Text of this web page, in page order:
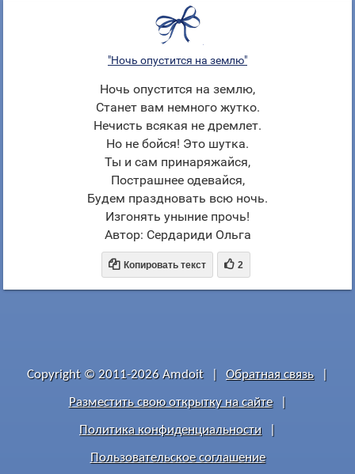
"Ночь опустится на землю"
Ночь опустится на землю,
Станет вам немного жутко.
Нечисть всякая не дремлет.
Но не бойся! Это шутка.
Ты и сам принаряжайся,
Пострашнее одевайся,
Будем праздновать всю ночь.
Изгонять уныние прочь!
Автор: Сердариди Ольга
 Копировать текст  2
Copyright © 2011-2026 Amdoit Обратная связь
Разместить свою открытку на сайте
Политика конфиденциальности
Пользовательское соглашение